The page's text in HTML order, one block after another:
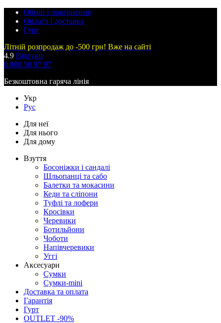
Обмін і повернення
Оплата і доставка
Гурт
Літній розпродаж до -500 грн! Вже на сайті
4.9 Відгуки
0 800 50 97 97
Безкоштовна гаряча лінія
Укр
Рус
Для неї
Для нього
Для дому
Взуття
Босоніжки і сандалі
Шльопанці та сабо
Балетки та мокасини
Кеди та сліпони
Туфлі та лофери
Кросівки
Черевики
Ботильйони
Чоботи
Напівчеревики
Уггі
Аксесуари
Сумки
Сумки-mini
Доставка та оплата
Гарантія
Гурт
OUTLET -90%